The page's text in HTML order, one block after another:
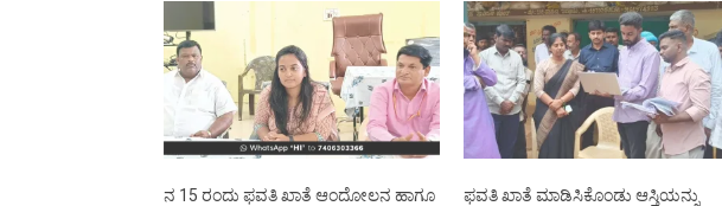
ನ 15 ರಂದು ಫವತಿ ಖಾತೆ ಆಂದೋಲನ ಹಾಗೂ
ಫವತಿ ಖಾತೆ ಮಾಡಿಸಿಕೊಂಡು ಆಸ್ತಿಯನ್ನು